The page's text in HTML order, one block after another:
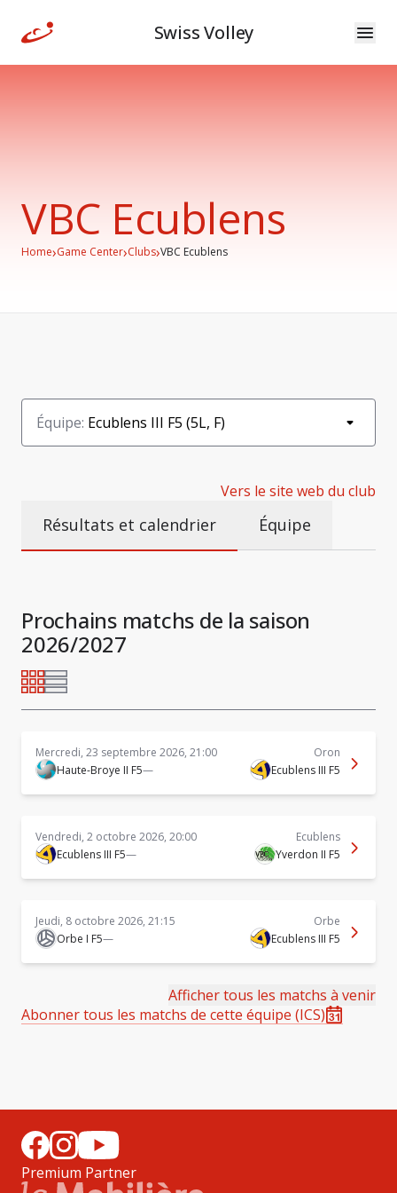
Swiss Volley
VBC Ecublens
Home›Game Center›Clubs›VBC Ecublens
Équipe: Ecublens III F5 (5L, F)
Vers le site web du club
Résultats et calendrier Équipe
Prochains matchs de la saison
2026/2027
Mercredi, 23 septembre 2026, 21:00
Oron
Haute-Broye II F5— Ecublens III F5
Vendredi, 2 octobre 2026, 20:00
Ecublens
Ecublens III F5— Yverdon II F5
Jeudi, 8 octobre 2026, 21:15
Orbe
Orbe I F5— Ecublens III F5
Afficher tous les matchs à venir
Abonner tous les matchs de cette équipe (ICS)
Premium Partner